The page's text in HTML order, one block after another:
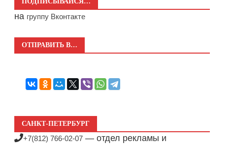
на группу Вконтакте
ОТПРАВИТЬ В…
САНКТ-ПЕТЕРБУРГ
+7(812) 766-02-07 — отдел рекламы и